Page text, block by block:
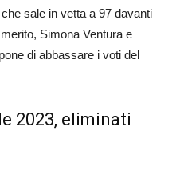
sale in vetta a 97 davanti
Simona Ventura e
di abbassare i voti del
2023, eliminati